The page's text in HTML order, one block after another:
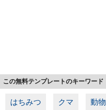
この無料テンプレートのキーワード
はちみつ クマ 動物